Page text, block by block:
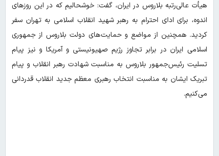
هیأت عالی‌رتبه بلاروس در ایران، گفت: خوشحالیم که در این روزهای
اندوه، برای ادای احترام به رهبر شهید انقلاب اسلامی به تهران سفر
کردید. همچنین از مواضع و حمایت‌های دولت بلاروس از جمهوری
اسلامی ایران در برابر تجاوز رژیم صهیونیستی و آمریکا و نیز پیام
تسلیت رئیس‌جمهور بلاروس به مناسبت شهادت رهبر انقلاب و پیام
تبریک ایشان به مناسبت انتخاب رهبری معظم جدید انقلاب قدردانی
می‌کنیم.